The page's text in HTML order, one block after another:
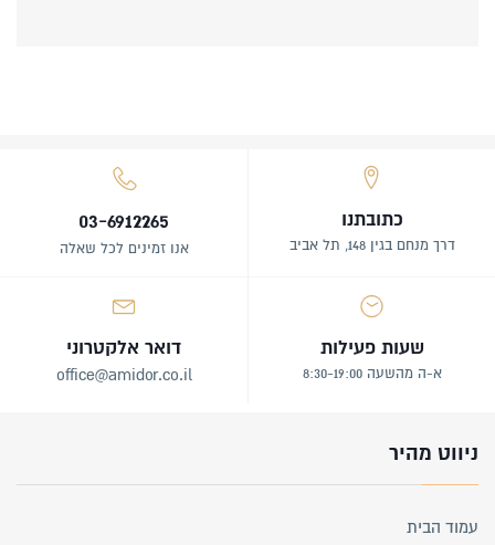
כתובתנו
דרך מנחם בגין 148, תל אביב
03-6912265
אנו זמינים לכל שאלה
שעות פעילות
א-ה מהשעה 8:30-19:00
דואר אלקטרוני
office@amidor.co.il
ניווט מהיר
עמוד הבית